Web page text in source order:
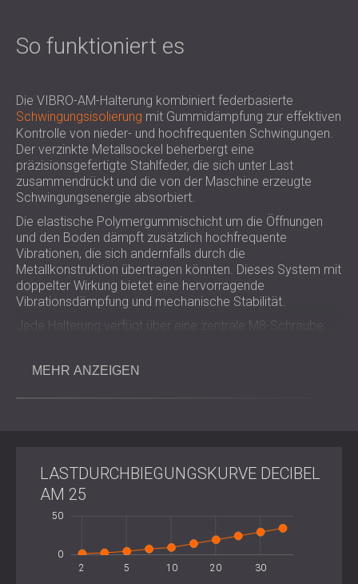
So funktioniert es
Die VIBRO-AM-Halterung kombiniert federbasierte
Schwingungsisolierung mit Gummidämpfung zur effektiven
Kontrolle von nieder- und hochfrequenten Schwingungen.
Der verzinkte Metallsockel beherbergt eine
präzisionsgefertigte Stahlfeder, die sich unter Last
zusammendrückt und die von der Maschine erzeugte
Schwingungsenergie absorbiert.
Die elastische Polymergummischicht um die Öffnungen
und den Boden dämpft zusätzlich hochfrequente
Vibrationen, die sich andernfalls durch die
Metallkonstruktion übertragen könnten. Dieses System mit
doppelter Wirkung bietet eine hervorragende
Vibrationsdämpfung und mechanische Stabilität.
Jede Halterung verfügt über eine zentrale M8-Schraube
Installation bei einer Vielzahl industrieller Anwendungen
Reduziert sowohl nieder- als auch hochfrequente
Vibrationen von schweren Maschinen.
Gewährleistet einen stabilen Betrieb rotierender
Maschinen bei Drehzahlen von 400 U/min und
darüber.
MEHR ANZEIGEN
LASTDURCHBIEGUNGSKURVE DECIBEL
AM 25
0
50
2 5 10 20 30